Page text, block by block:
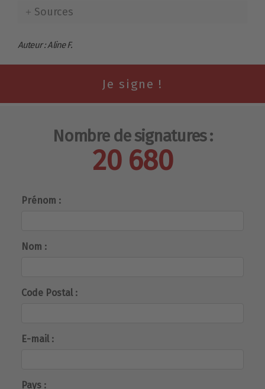
Sources
Auteur : Aline F.
Nombre de signatures :
20 680
Prénom :
Nom :
Code Postal :
E-mail :
Pays :